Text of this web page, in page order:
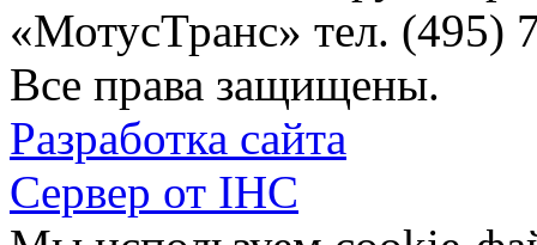
«МотусТранс» тел. (495)
Все права защищены.
Разработка сайта
Сервер от IHC